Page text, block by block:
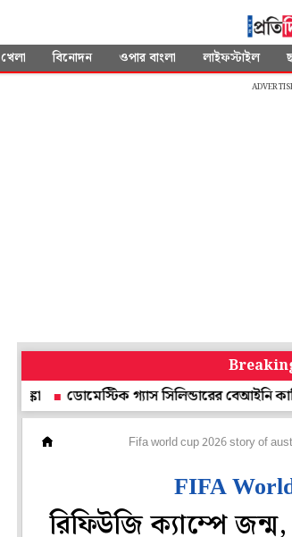
খেলা বিনোদন ওপার বাংলা লাইফস্টাইল
ডোমেস্টিক গ্যাস সিলিন্ডারের বেআইনি কাটিং
Fifa world cup 2026 story of
FIFA
রিফিউজি ক্যাম্পে